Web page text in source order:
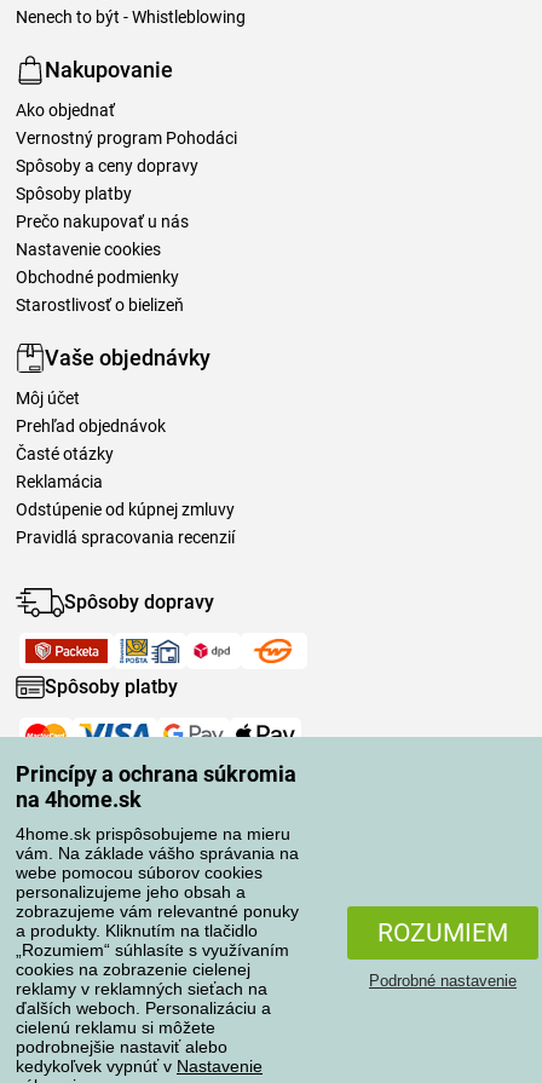
Princípy a ochrana súkromia
na 4home.sk
4home.sk prispôsobujeme na mieru
vám. Na základe vášho správania na
webe pomocou súborov cookies
personalizujeme jeho obsah a
zobrazujeme vám relevantné ponuky
a produkty. Kliknutím na tlačidlo
„Rozumiem“ súhlasíte s využívaním
cookies na zobrazenie cielenej
reklamy v reklamných sieťach na
ďalších weboch. Personalizáciu a
cielenú reklamu si môžete
podrobnejšie nastaviť alebo
kedykoľvek vypnúť v Nastavenie
ROZUMIEM
Podrobné nastavenie
Nenech to být - Whistleblowing
Nakupovanie
Ako objednať
Vernostný program Pohodáci
Spôsoby a ceny dopravy
Spôsoby platby
Prečo nakupovať u nás
Nastavenie cookies
Obchodné podmienky
Starostlivosť o bielizeň
Vaše objednávky
Môj účet
Prehľad objednávok
Časté otázky
Reklamácia
Odstúpenie od kúpnej zmluvy
Pravidlá spracovania recenzií
Spôsoby dopravy
Spôsoby platby
Spoľahlivý obchod
Ochrana osobných údajov